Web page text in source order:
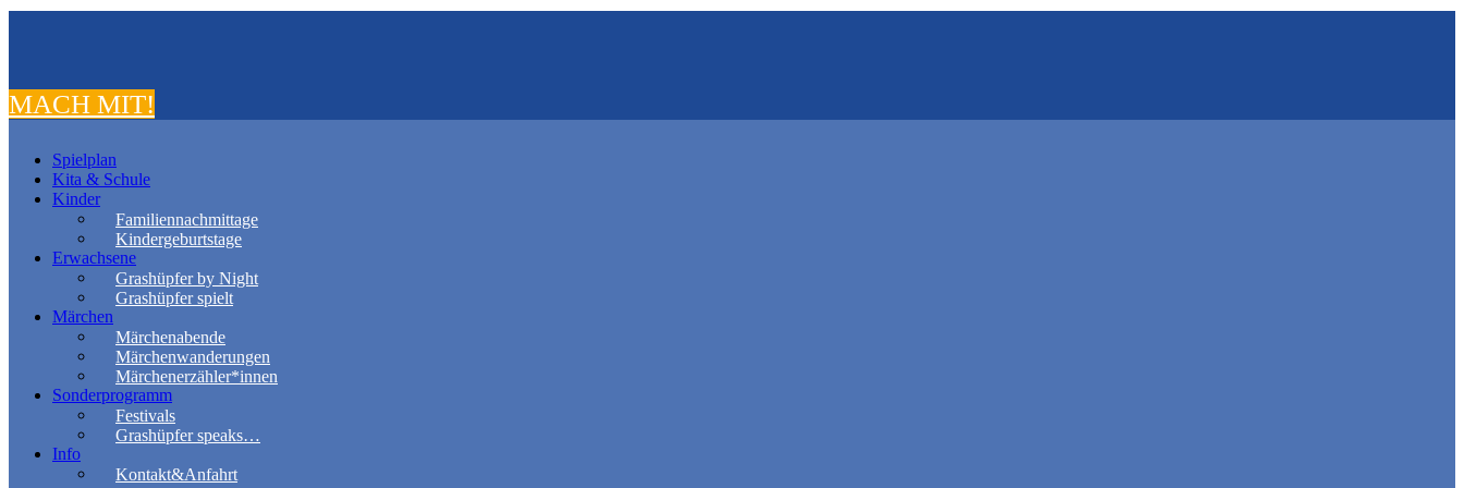
MACH MIT!
Spielplan
Kita & Schule
Kinder
Familiennachmittage
Kindergeburtstage
Erwachsene
Grashüpfer by Night
Grashüpfer spielt
Märchen
Märchenabende
Märchenwanderungen
Märchenerzähler*innen
Sonderprogramm
Festivals
Grashüpfer speaks…
Info
Kontakt&Anfahrt